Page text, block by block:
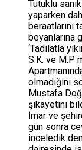
Tutuklu
yaparken
beraatlarını
beyanlarına
‘Tadilatla
S.K. ve M.P
olmadığını
Mustafa
şikayetini
İmar ve
gün sonra
inceledik